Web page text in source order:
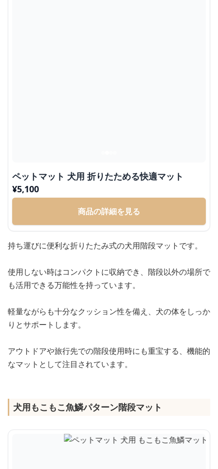
ペットマット 犬用 折りたためる快適マット
¥5,100
商品の詳細を見る
持ち運びに便利な折りたたみ式の犬用階段マットです。
使用しない時はコンパクトに収納でき、階段以外の場所で
も活用できる万能性を持っています。
軽量ながらも十分なクッション性を備え、犬の体をしっか
りとサポートします。
アウトドアや旅行先での階段使用時にも重宝する、機能的
なマットとして注目されています。
犬用もこもこ魚鱗パターン階段マット